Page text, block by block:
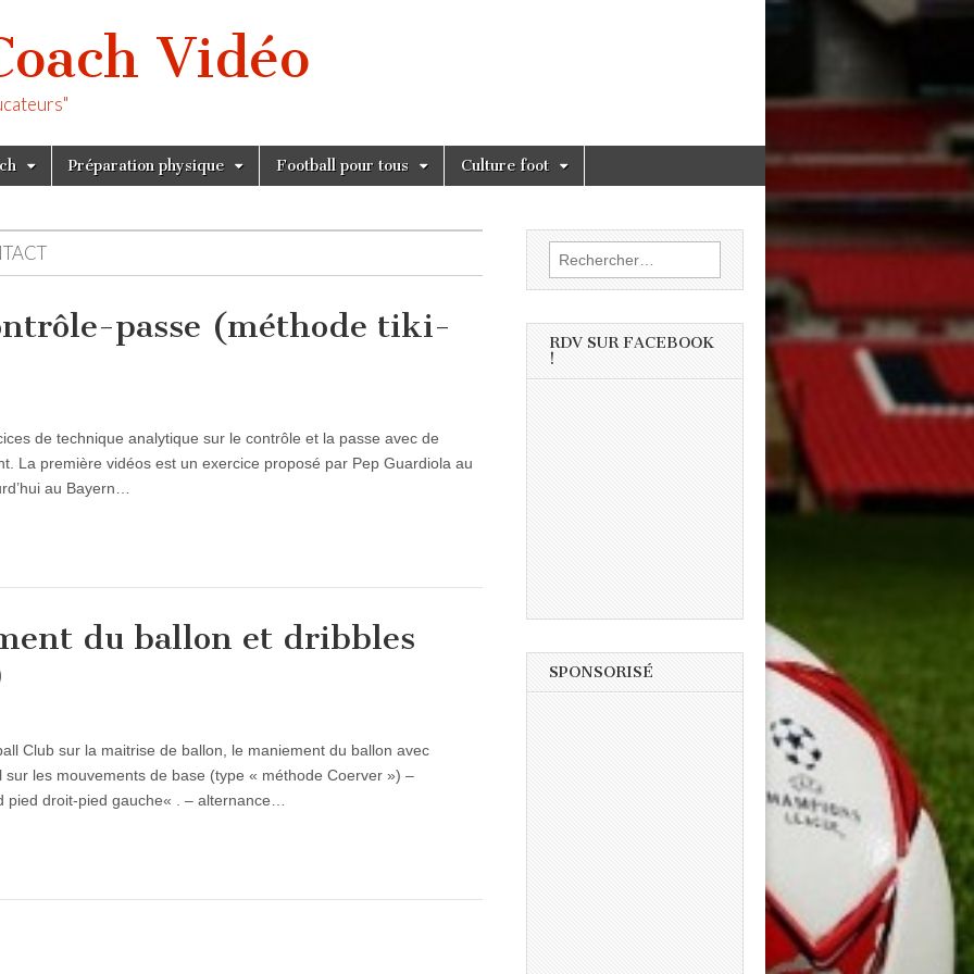
Vidéo
Préparation physique Football pour tous Culture foot
passe (méthode tiki-
de technique analytique sur le contrôle et la passe avec de
La première vidéos est un exercice proposé par Pep Guardiola au
au Bayern…
du ballon et dribbles
Club sur la maitrise de ballon, le maniement du ballon avec
les mouvements de base (type « méthode Coerver ») –
droit-pied gauche« . – alternance…
Rechercher :
RDV SUR FACEBOOK
!
SPONSORISÉ